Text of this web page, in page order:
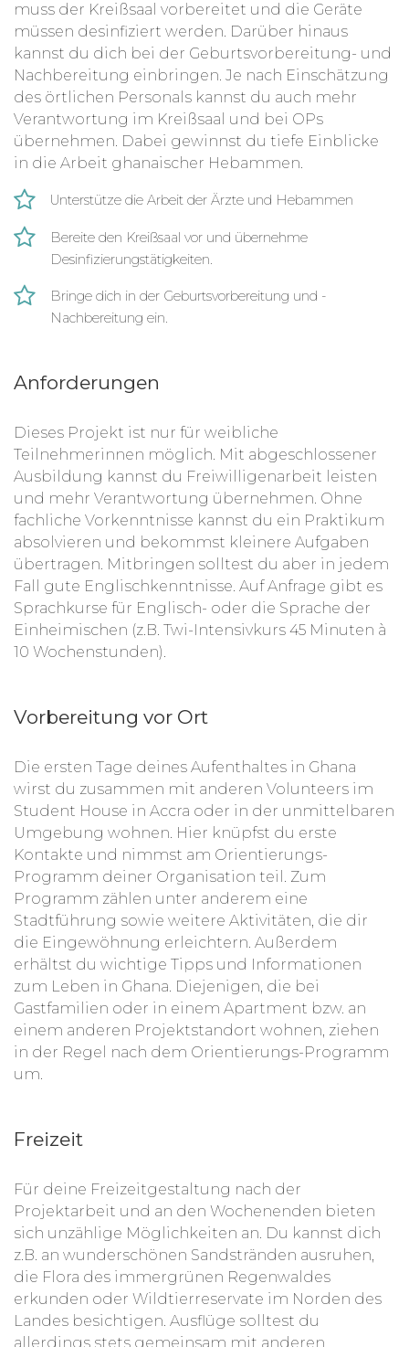
muss der Kreißsaal vorbereitet und die Geräte
müssen desinfiziert werden. Darüber hinaus
kannst du dich bei der Geburtsvorbereitung- und
Nachbereitung einbringen. Je nach Einschätzung
des örtlichen Personals kannst du auch mehr
Verantwortung im Kreißsaal und bei OPs
übernehmen. Dabei gewinnst du tiefe Einblicke
in die Arbeit ghanaischer Hebammen.
Unterstütze die Arbeit der Ärzte und Hebammen
Bereite den Kreißsaal vor und übernehme
Desinfizierungstätigkeiten.
Bringe dich in der Geburtsvorbereitung und -
Nachbereitung ein.
Anforderungen
Dieses Projekt ist nur für weibliche
Teilnehmerinnen möglich. Mit abgeschlossener
Ausbildung kannst du Freiwilligenarbeit leisten
und mehr Verantwortung übernehmen. Ohne
fachliche Vorkenntnisse kannst du ein Praktikum
absolvieren und bekommst kleinere Aufgaben
übertragen. Mitbringen solltest du aber in jedem
Fall gute Englischkenntnisse. Auf Anfrage gibt es
Sprachkurse für Englisch- oder die Sprache der
Einheimischen (z.B. Twi-Intensivkurs 45 Minuten à
10 Wochenstunden).
Vorbereitung vor Ort
Die ersten Tage deines Aufenthaltes in Ghana
wirst du zusammen mit anderen Volunteers im
Student House in Accra oder in der unmittelbaren
Umgebung wohnen. Hier knüpfst du erste
Kontakte und nimmst am Orientierungs-
Programm deiner Organisation teil. Zum
Programm zählen unter anderem eine
Stadtführung sowie weitere Aktivitäten, die dir
die Eingewöhnung erleichtern. Außerdem
erhältst du wichtige Tipps und Informationen
zum Leben in Ghana. Diejenigen, die bei
Gastfamilien oder in einem Apartment bzw. an
einem anderen Projektstandort wohnen, ziehen
in der Regel nach dem Orientierungs-Programm
um.
Freizeit
Für deine Freizeitgestaltung nach der
Projektarbeit und an den Wochenenden bieten
sich unzählige Möglichkeiten an. Du kannst dich
z.B. an wunderschönen Sandstränden ausruhen,
die Flora des immergrünen Regenwaldes
erkunden oder Wildtierreservate im Norden des
Landes besichtigen. Ausflüge solltest du
allerdings stets gemeinsam mit anderen